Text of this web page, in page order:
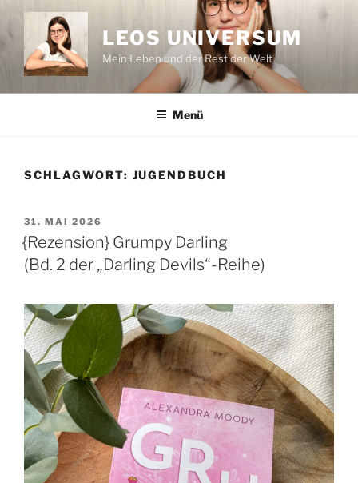
Zum
springen
LEOS UNIVERSUM
Mein Leben und der Rest der Welt
Menü
SCHLAGWORT: JUGENDBUCH
VERÖFFENTLICHT
AM
31. MAI 2026
{Rezension} Grumpy Darling
(Bd. 2 der „Darling Devils“-Reihe)